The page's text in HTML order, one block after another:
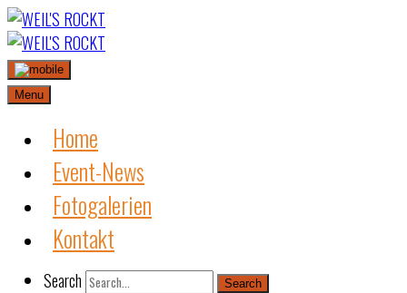
Skip
to
content
Menu
Home
Event-News
Fotogalerien
Kontakt
Search Search